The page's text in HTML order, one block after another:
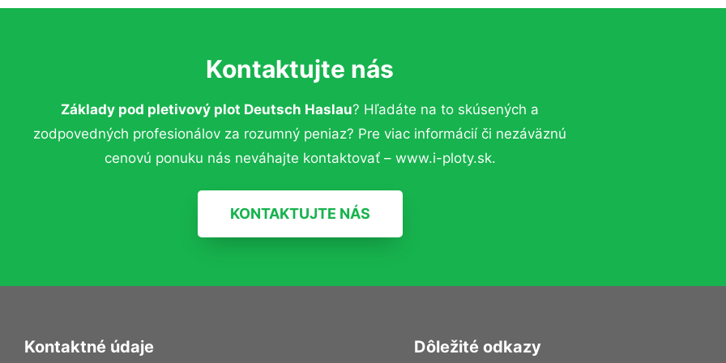
Kontaktujte nás
Základy pod pletivový plot Deutsch Haslau? Hľadáte na to skúsených a
zodpovedných profesionálov za rozumný peniaz? Pre viac informácií či nezáväznú
cenovú ponuku nás neváhajte kontaktovať – www.i-ploty.sk.
KONTAKTUJTE NÁS
Kontaktné údaje Dôležité odkazy